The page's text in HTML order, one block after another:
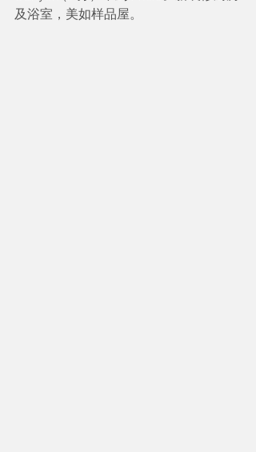
及浴室，美如样品屋。